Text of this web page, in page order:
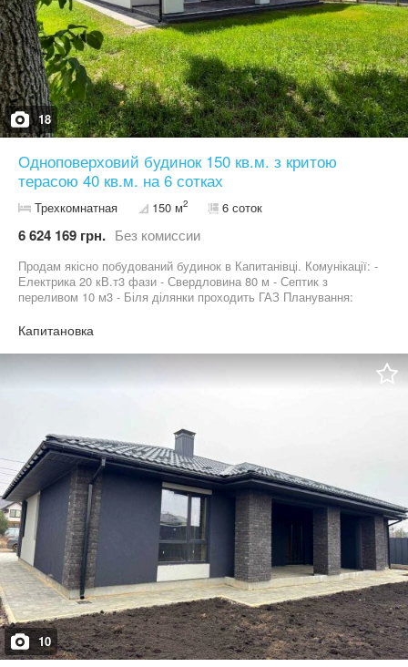
18
Одноповерховий будинок 150 кв.м. з критою
терасою 40 кв.м. на 6 сотках
Трехкомнатная 150 м2 6 соток
6 624 169 грн. Без комиссии
Продам якісно побудований будинок в Капитанівці. Комунікації: -
Електрика 20 кВ.т3 фази - Свердловина 80 м - Септик з
переливом 10 м3 - Біля ділянки проходить ГАЗ Планування:
вікнами, розсувними алюмінієвими дверима. Дві дитячі кімнати
санвузол Прачечна - котельня Велика простора тераса Також є
погреб - сховище Знаходиться в мальовничому тихому місці в 8
МакДональдз) Озеро, ліс . Дизайн проект інтерʼєру в подарунок !
Торг обгрунтований! Можливість виконання ремонту в середині
під ключ. Телефонуйте, надам всю необхідну інформацію та
влаштую перегляд!
Капитановка
10